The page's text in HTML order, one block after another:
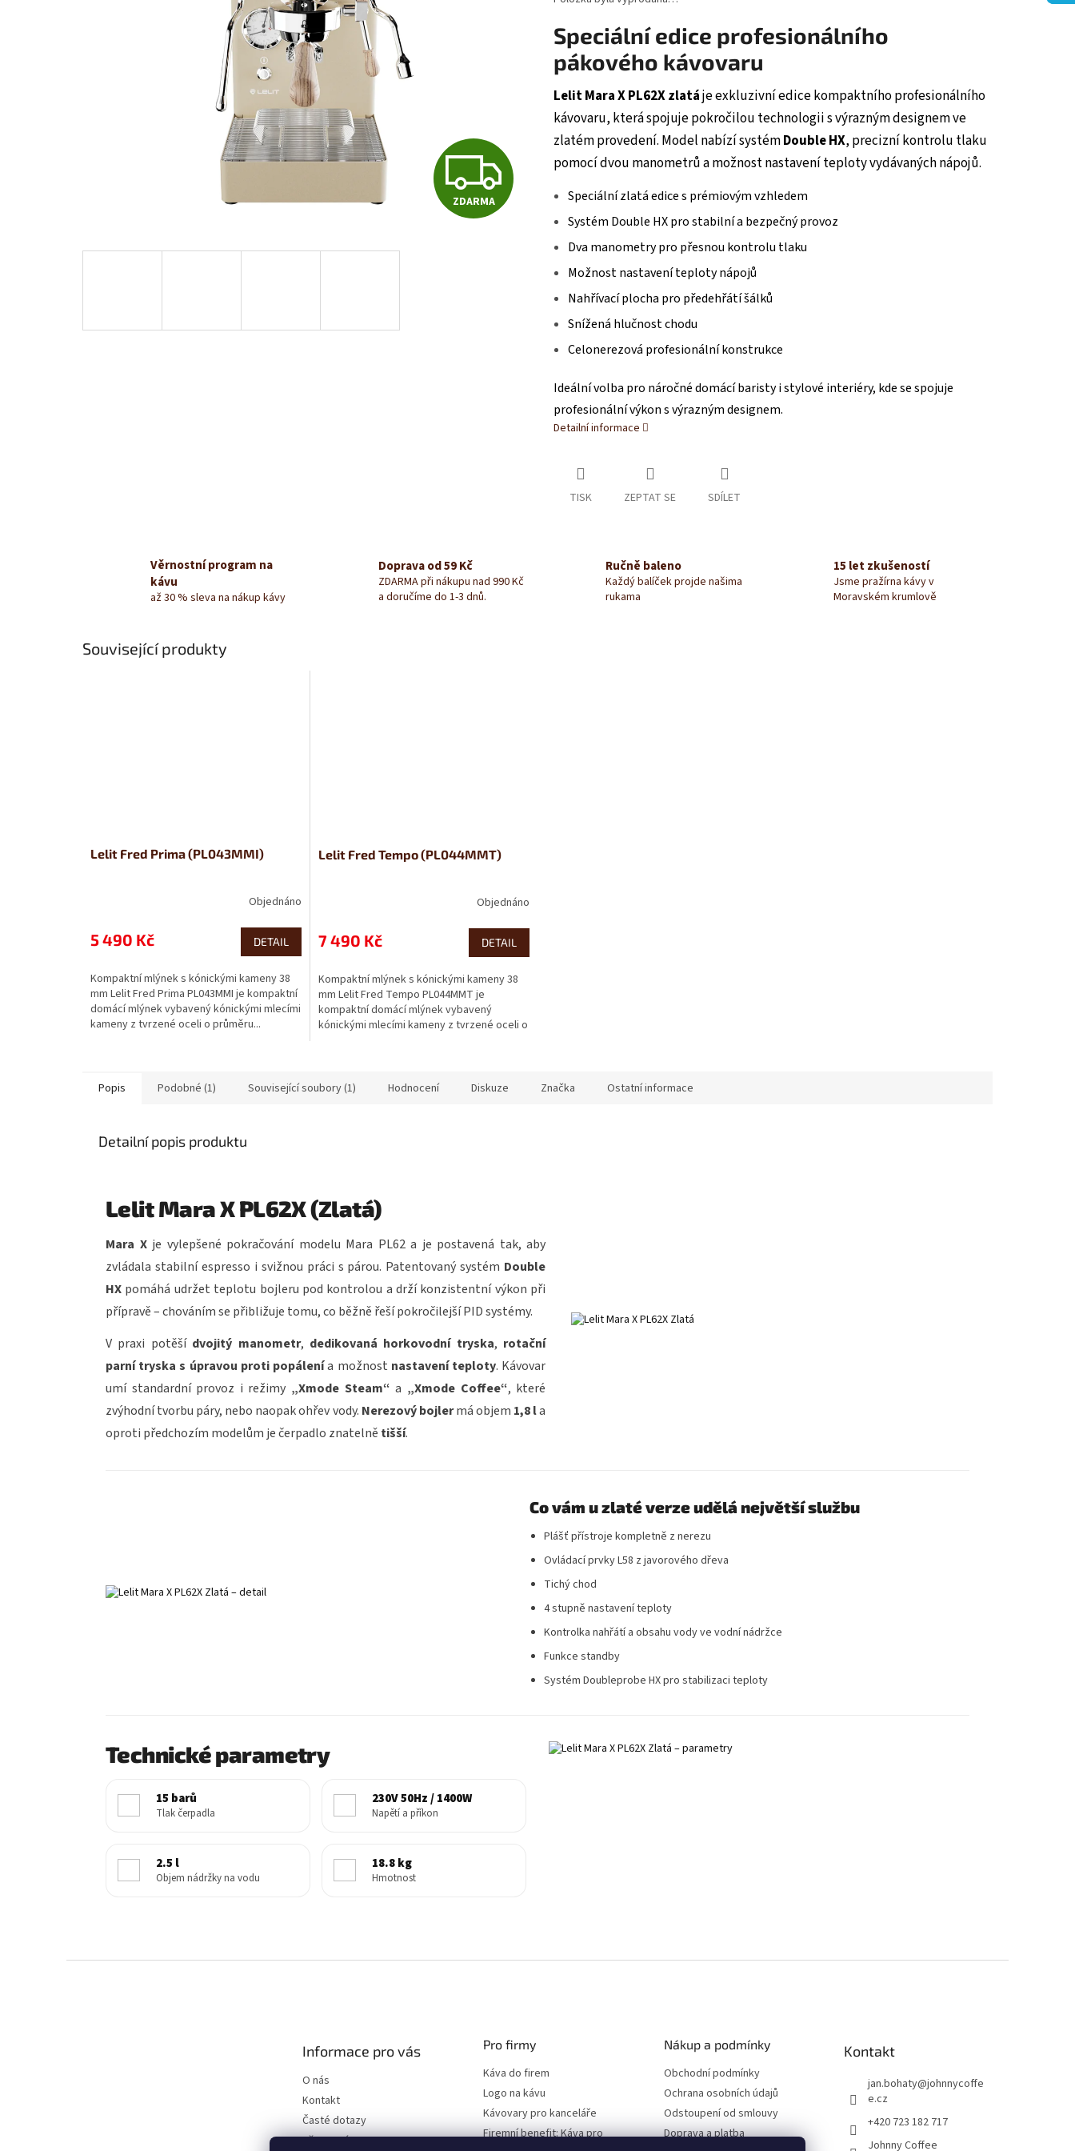
Z
D
ZDARMA
Speciální edice profesionálního
pákového kávovaru
Lelit Mara X PL62X zlatáje exkluzivní edice kompaktního profesionálního
kávovaru, která spojuje pokročilou technologii s výrazným designem ve
zlatém provedení. Model nabízí systémDouble HX, precizní kontrolu tlaku
pomocí dvou manometrů a možnost nastavení teploty vydávaných nápojů.
Speciální zlatá edice s prémiovým vzhledem
Systém Double HX pro stabilní a bezpečný provoz
Dva manometry pro přesnou kontrolu tlaku
Možnost nastavení teploty nápojů
Nahřívací plocha pro předehřátí šálků
Snížená hlučnost chodu
Celonerezová profesionální konstrukce
Ideální volba pro náročné domácí baristy i stylové interiéry, kde se spojuje
profesionální výkon s výrazným designem.
Detailní informace
TISK ZEPTAT SE SDÍLET
Věrnostní program na
kávu
až 30 % sleva na nákup kávy
Doprava od 59 Kč
ZDARMA při nákupu nad 990 Kč
a doručíme do 1-3 dnů.
Ručně baleno
Každý balíček projde našima
rukama
15 let zkušeností
Jsme pražírna kávy v
Moravském krumlově
Související produkty
Lelit Fred Prima (PL043MMI)
Objednáno
5 490 Kč DETAIL
Kompaktní mlýnek s kónickými kameny 38
mm Lelit Fred Prima PL043MMI je kompaktní
domácí mlýnek vybavený kónickými mlecími
kameny z tvrzené oceli o průměru...
Lelit Fred Tempo (PL044MMT)
Objednáno
7 490 Kč DETAIL
Kompaktní mlýnek s kónickými kameny 38
mm Lelit Fred Tempo PL044MMT je
kompaktní domácí mlýnek vybavený
kónickými mlecími kameny z tvrzené oceli o
Popis Podobné (1) Související soubory (1) Hodnocení Diskuze Značka Ostatní informace
Detailní popis produktu
Lelit Mara X PL62X (Zlatá)
Mara Xje vylepšené pokračování modelu Mara PL62 a je postavená tak, aby
zvládala stabilní espresso i svižnou práci s párou. Patentovaný systém Double
HX pomáhá udržet teplotu bojleru pod kontrolou a drží konzistentní výkon při
přípravě – chováním se přibližuje tomu, co běžně řeší pokročilejší PID systémy.
V praxi potěší dvojitý manometr, dedikovaná horkovodní tryska, rotační
parní tryska s úpravou proti popálenía možnost nastavení teploty. Kávovar
umí standardní provoz i režimy „Xmode Steam“ a „Xmode Coffee“, které
zvýhodní tvorbu páry, nebo naopak ohřev vody. Nerezový bojlermá objem 1,8 la
oproti předchozím modelům je čerpadlo znatelně tišší.
Co vám u zlaté verze udělá největší službu
Plášť přístroje kompletně z nerezu
Ovládací prvky L58 z javorového dřeva
Tichý chod
4 stupně nastavení teploty
Kontrolka nahřátí a obsahu vody ve vodní nádržce
Funkce standby
Systém Doubleprobe HX pro stabilizaci teploty
Technické parametry
15 barů
Tlak čerpadla
230V 50Hz / 1400W
Napětí a příkon
2.5 l
Objem nádržky na vodu
18.8 kg
Hmotnost
Informace pro vás
O nás
Kontakt
Časté dotazy
Věrnostní program
Pro firmy
Káva do firem
Logo na kávu
Kávovary pro kanceláře
Firemní benefit: Káva pro
Nákup a podmínky
Obchodní podmínky
Ochrana osobních údajů
Odstoupení od smlouvy
Doprava a platba
Kontakt
jan.bohaty@johnnycoffe
e.cz
+420 723 182 717
Johnny Coffee